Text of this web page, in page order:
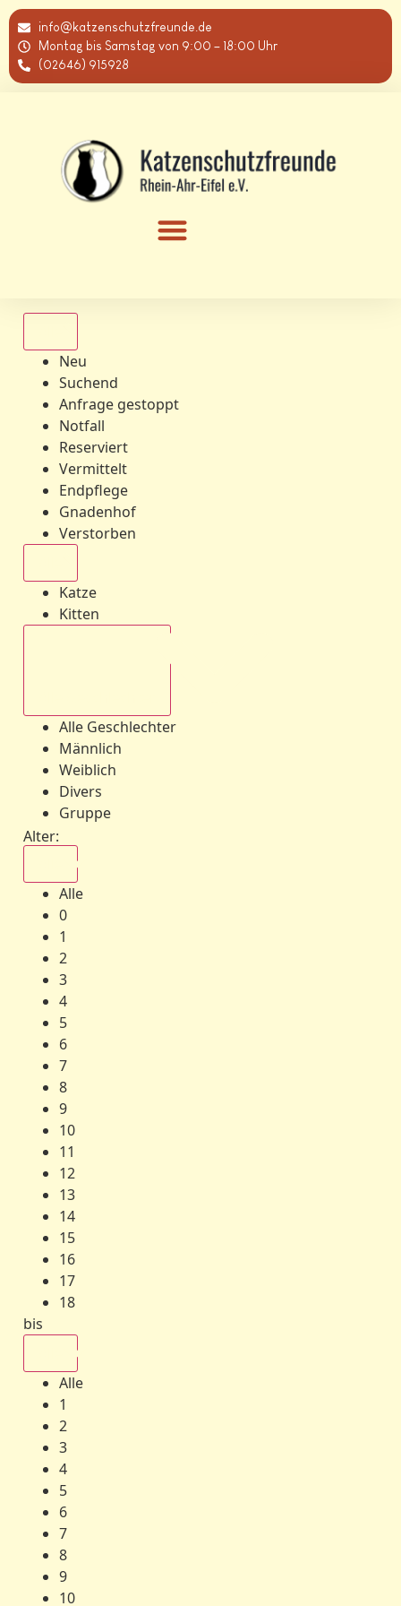
info@katzenschutzfreunde.de
Montag bis Samstag von 9:00 – 18:00 Uhr
(02646) 915928
Neu
Suchend
Anfrage gestoppt
Notfall
Reserviert
Vermittelt
Endpflege
Gnadenhof
Verstorben
Katze
Kitten
Alle Geschlechter
Männlich
Weiblich
Divers
Gruppe
Alter:
Alle
0
1
2
3
4
5
6
7
8
9
10
11
12
13
14
15
16
17
18
bis
Alle
1
2
3
4
5
6
7
8
9
10